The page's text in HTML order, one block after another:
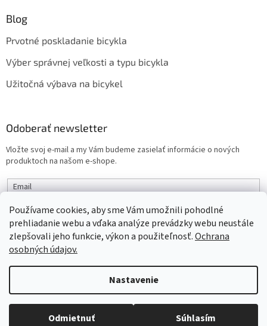
Používame cookies, aby sme Vám umožnili pohodlné
prehliadanie webu a vďaka analýze prevádzky webu neustále
zlepšovali jeho funkcie, výkon a použiteľnosť.Ochrana
osobných údajov.
Nastavenie
Odmietnuť Súhlasím
Objednaný tovar si môžete prevziať osobne v predajni SELEKTRA,
Družstevná 1143/24, Partizánske, tel.: 038/7490000. Všetok tovar je
Blog
Prvotné poskladanie bicykla
Výber správnej veľkosti a typu bicykla
Užitočná výbava na bicykel
Odoberať newsletter
Vložte svoj e-mail a my Vám budeme zasielať informácie o nových
produktoch na našom e-shope.
Email
PRIHLÁSIŤ SA
Copyright 2026interbike. Všetky práva vyhradené.Upraviť